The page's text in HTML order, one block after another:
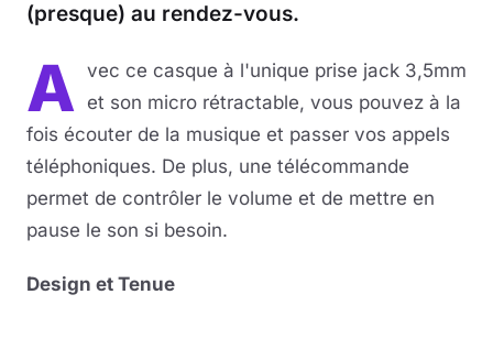
(presque) au rendez-vous.
A vec ce casque à l'unique prise jack 3,5mm
et son micro rétractable, vous pouvez à la
fois écouter de la musique et passer vos appels
téléphoniques. De plus, une télécommande
permet de contrôler le volume et de mettre en
pause le son si besoin.
Design et Tenue